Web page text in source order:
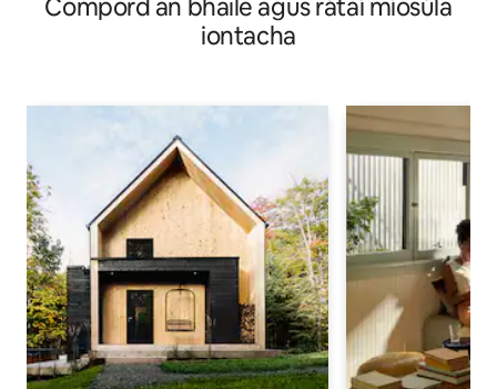
Compord an bhaile agus rátaí míosúla
iontacha